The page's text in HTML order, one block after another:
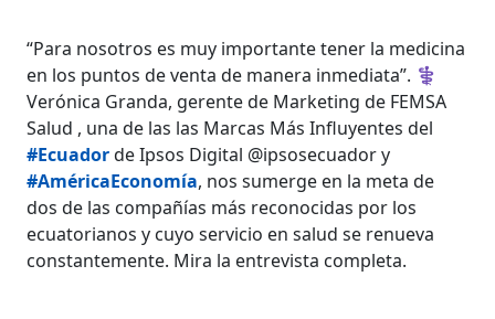
“Para nosotros es muy importante tener la medicina
en los puntos de venta de manera inmediata”. ⚕
Verónica Granda, gerente de Marketing de FEMSA
Salud , una de las las Marcas Más Influyentes del
#Ecuadorde Ipsos Digital @ipsosecuador y
#AméricaEconomía, nos sumerge en la meta de
dos de las compañías más reconocidas por los
ecuatorianos y cuyo servicio en salud se renueva
constantemente. Mira la entrevista completa.